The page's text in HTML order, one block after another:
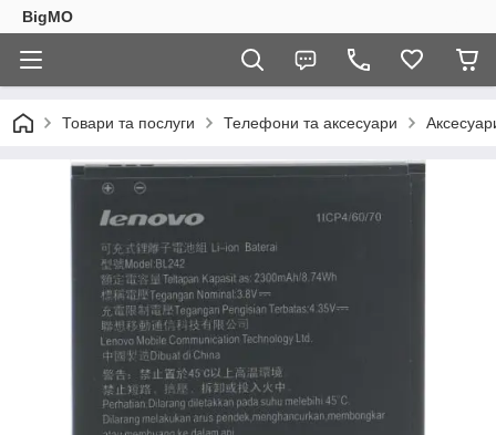
BigMO
Товари та послуги Телефони та аксесуари